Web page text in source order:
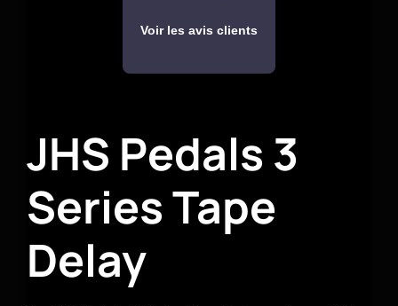
Voir les avis clients
JHS Pedals 3
Series Tape
Delay